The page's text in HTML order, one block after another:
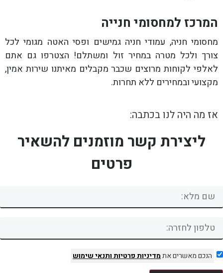
המרכז למחסומי חנייה
מחסומי חניה, עמודי חניה גמישים ופסי האטה מגומי לכל
צורך ולכל מטרה במחיר זול ומשתלם! הצטרפו גם אתם
לאלפי לקוחות מרוצים שכבר מקבלים מאיתנו שירות אמין,
מקצועי ובמחירים ללא תחרות.
אז מה היה לנו בכתבה:
ליצירת קשר מוזמנים להשאיר
פרטים
הנכם מאשרים אתמדיניות פרטיותותנאי שימוש